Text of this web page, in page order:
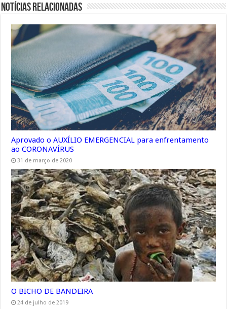
Notícias Relacionadas
Aprovado o AUXÍLIO EMERGENCIAL para enfrentamento
ao CORONAVÍRUS
31 de março de 2020
O BICHO DE BANDEIRA
24 de julho de 2019